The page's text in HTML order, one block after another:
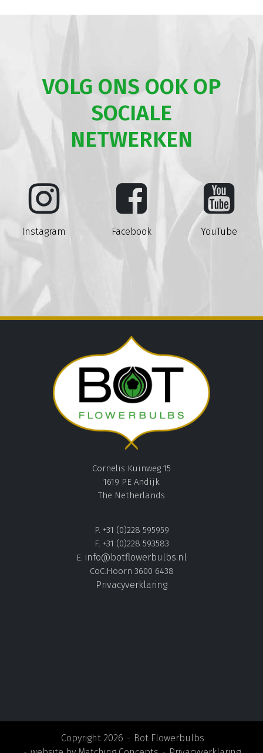
VOLG ONS OOK OP
SOCIALE
NETWERKEN
Instagram Facebook YouTube
Cornelis Kuinweg 15
1619 PE Andijk
The Netherlands
P. +31 (0)228 595959
F. +31 (0)228 593583
E. info@botflowerbulbs.nl
CoC.Hoorn 3600 6438
Privacyverklaring
Copyright 2026
Bot Flowerbulbs